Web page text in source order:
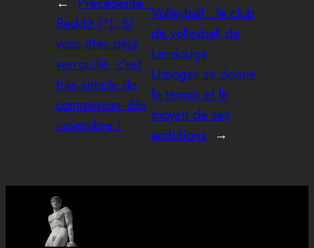
Reddit (*): Si
vous êtes déjà
verrouillé, c’est
très simple de
commencer dès
novembre !
Volleyball : le club
de volleyball de
Landouge
Limoges se donne
le temps et le
moyen de ses
ambitions →